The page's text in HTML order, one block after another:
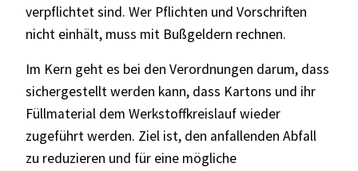
verpflichtet sind. Wer Pflichten und Vorschriften
nicht einhält, muss mit Bußgeldern rechnen.
Im Kern geht es bei den Verordnungen darum, dass
sichergestellt werden kann, dass Kartons und ihr
Füllmaterial dem Werkstoffkreislauf wieder
zugeführt werden. Ziel ist, den anfallenden Abfall
zu reduzieren und für eine mögliche